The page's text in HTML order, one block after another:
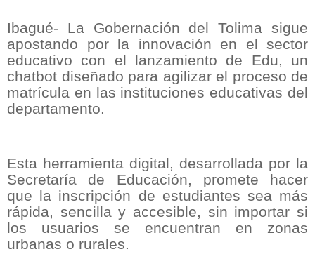
Ibagué- La Gobernación del Tolima sigue
apostando por la innovación en el sector
educativo con el lanzamiento de Edu, un
chatbot diseñado para agilizar el proceso de
matrícula en las instituciones educativas del
departamento.
Esta herramienta digital, desarrollada por la
Secretaría de Educación, promete hacer
que la inscripción de estudiantes sea más
rápida, sencilla y accesible, sin importar si
los usuarios se encuentran en zonas
urbanas o rurales.